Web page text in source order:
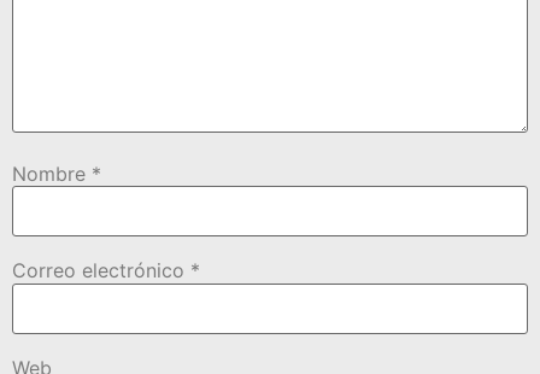
Nombre *
Correo electrónico *
Web